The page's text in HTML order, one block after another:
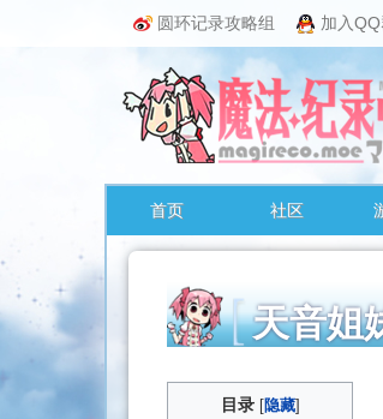
圆环记录攻略组 加入
首页 社区
天音
目录